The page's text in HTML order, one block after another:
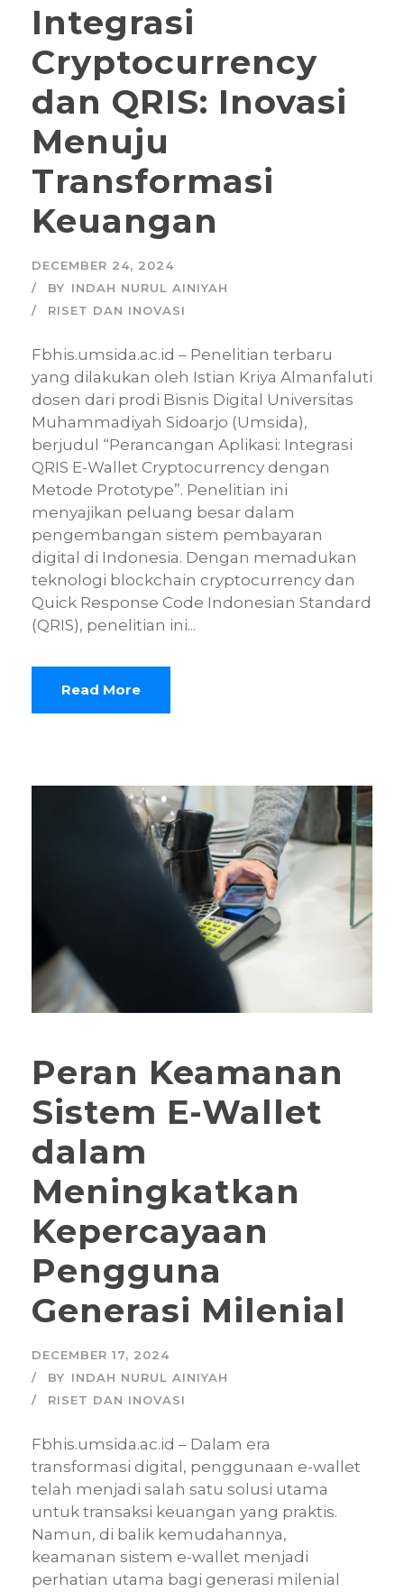
Integrasi
Cryptocurrency
dan QRIS: Inovasi
Menuju
Transformasi
Keuangan
DECEMBER 24, 2024
BY INDAH NURUL AINIYAH
RISET DAN INOVASI
Fbhis.umsida.ac.id – Penelitian terbaru
yang dilakukan oleh Istian Kriya Almanfaluti
dosen dari prodi Bisnis Digital Universitas
Muhammadiyah Sidoarjo (Umsida),
berjudul “Perancangan Aplikasi: Integrasi
QRIS E-Wallet Cryptocurrency dengan
Metode Prototype”. Penelitian ini
menyajikan peluang besar dalam
pengembangan sistem pembayaran
digital di Indonesia. Dengan memadukan
teknologi blockchain cryptocurrency dan
Quick Response Code Indonesian Standard
(QRIS), penelitian ini...
Read More
Peran Keamanan
Sistem E-Wallet
dalam
Meningkatkan
Kepercayaan
Pengguna
Generasi Milenial
DECEMBER 17, 2024
BY INDAH NURUL AINIYAH
RISET DAN INOVASI
Fbhis.umsida.ac.id – Dalam era
transformasi digital, penggunaan e-wallet
telah menjadi salah satu solusi utama
untuk transaksi keuangan yang praktis.
Namun, di balik kemudahannya,
keamanan sistem e-wallet menjadi
perhatian utama bagi generasi milenial